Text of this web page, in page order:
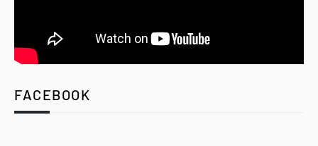
FACEBOOK